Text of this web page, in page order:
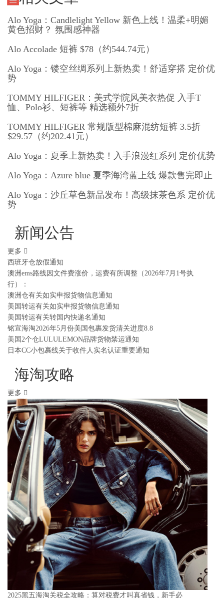
Alo Yoga：Candlelight Yellow 新色上线！温柔+明媚
黄色招财？ 氛围感神器
Alo Accolade 短裤 $78（约544.74元）
Alo Yoga：镂空丝绸系列上新热卖！舒适穿搭 定价优
势
TOMMY HILFIGER：美式学院风美衣热促 入手T
恤、Polo衫、短裤等 精选额外7折
TOMMY HILFIGER 常规版型棉麻混纺短裤 3.5折
$29.57（约202.41元）
Alo Yoga：夏季上新热卖！入手浪漫红系列 定价优势
Alo Yoga：Azure blue 夏季海湾蓝上线 爆款售完即止
Alo Yoga：沙丘草色新品发布！高级抹茶色系 定价优
势
新闻公告
更多
西班牙仓放假通知
澳洲ems路线因文件费涨价，运费有所调整（2026年7月1号执
行）：
澳洲仓有关如实申报货物信息通知
美国转运有关如实申报货物信息通知
美国转运有关转国内快递名通知
铭宣海淘2026年5月份美国包裹发货清关进度8.8
美国2个仓LULULEMON品牌货物禁运通知
日本CC小包裹线关于收件人实名认证重要通知
海淘攻略
更多
2025黑五海淘关税全攻略：算对税费才叫真省钱，新手必